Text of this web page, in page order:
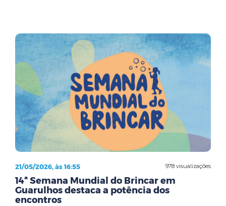
978 visualizações
21/05/2026, às 16:55
14ª Semana Mundial do Brincar em
Guarulhos destaca a potência dos
encontros